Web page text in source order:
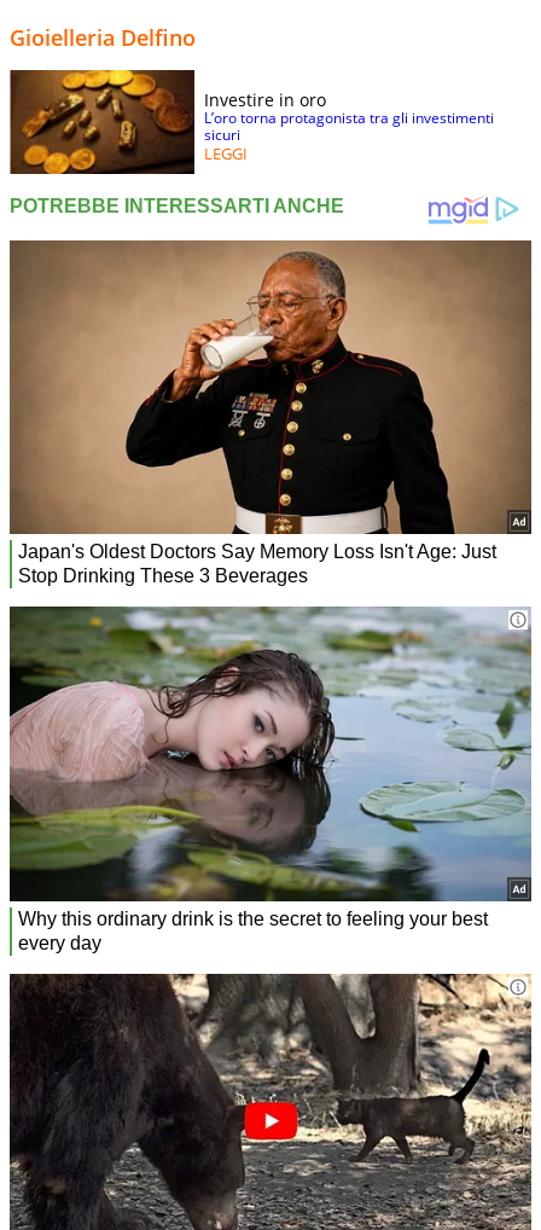
Gioielleria Delfino
Investire in oro
L’oro torna protagonista tra gli investimenti
sicuri
LEGGI